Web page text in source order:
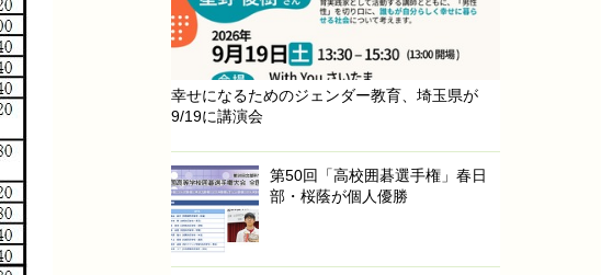
幸せになるためのジェンダー教育、埼玉県が
9/19に講演会
第50回「高校囲碁選手権」春日
部・桜蔭が個人優勝